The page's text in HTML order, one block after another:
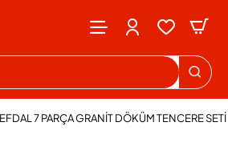
7 PARÇA GRANİT DÖKÜM TENCERE SETİ